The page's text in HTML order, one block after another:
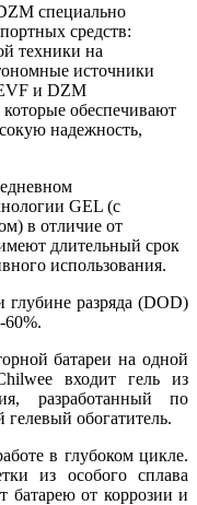
специально
средств:
техники на
источники
и DZM
обеспечивают
надежность,
GEL (с
в отличие от
длительный срок
использования.
глубине разряда (DOD)
батареи на одной
входит гель из
разработанный по
обогатитель.
в глубоком цикле.
из особого сплава
батарею от коррозии и